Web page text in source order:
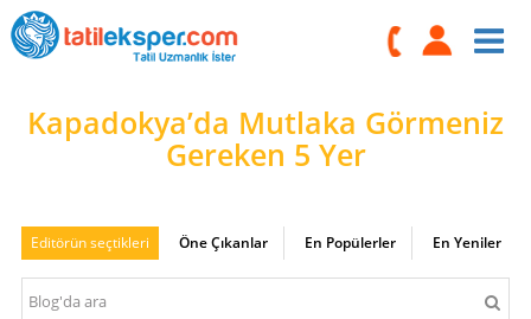
Kapadokya’da Mutlaka Görmeniz
Gereken 5 Yer
Editörün seçtikleri Öne Çıkanlar En Popülerler En Yeniler